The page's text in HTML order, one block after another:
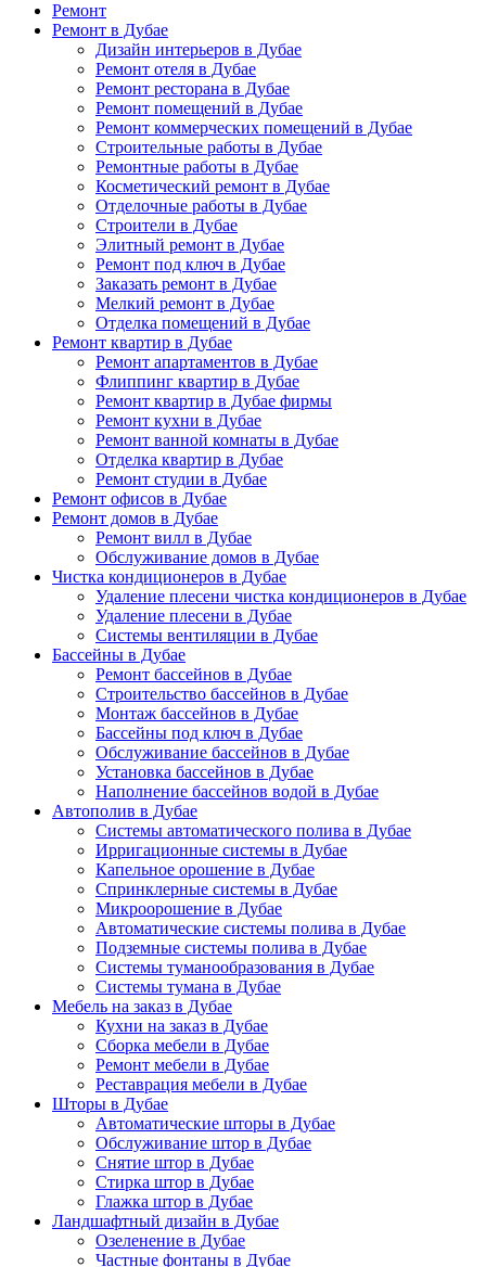
Ремонт
Ремонт в Дубае
Дизайн интерьеров в Дубае
Ремонт отеля в Дубае
Ремонт ресторана в Дубае
Ремонт помещений в Дубае
Ремонт коммерческих помещений в Дубае
Строительные работы в Дубае
Ремонтные работы в Дубае
Косметический ремонт в Дубае
Отделочные работы в Дубае
Строители в Дубае
Элитный ремонт в Дубае
Ремонт под ключ в Дубае
Заказать ремонт в Дубае
Мелкий ремонт в Дубае
Отделка помещений в Дубае
Ремонт квартир в Дубае
Ремонт апартаментов в Дубае
Флиппинг квартир в Дубае
Ремонт квартир в Дубае фирмы
Ремонт кухни в Дубае
Ремонт ванной комнаты в Дубае
Отделка квартир в Дубае
Ремонт студии в Дубае
Ремонт офисов в Дубае
Ремонт домов в Дубае
Ремонт вилл в Дубае
Обслуживание домов в Дубае
Чистка кондиционеров в Дубае
Удаление плесени чистка кондиционеров в Дубае
Удаление плесени в Дубае
Системы вентиляции в Дубае
Бассейны в Дубае
Ремонт бассейнов в Дубае
Строительство бассейнов в Дубае
Монтаж бассейнов в Дубае
Бассейны под ключ в Дубае
Обслуживание бассейнов в Дубае
Установка бассейнов в Дубае
Наполнение бассейнов водой в Дубае
Автополив в Дубае
Системы автоматического полива в Дубае
Ирригационные системы в Дубае
Капельное орошение в Дубае
Спринклерные системы в Дубае
Микроорошение в Дубае
Автоматические системы полива в Дубае
Подземные системы полива в Дубае
Системы туманообразования в Дубае
Системы тумана в Дубае
Мебель на заказ в Дубае
Кухни на заказ в Дубае
Сборка мебели в Дубае
Ремонт мебели в Дубае
Реставрация мебели в Дубае
Шторы в Дубае
Автоматические шторы в Дубае
Обслуживание штор в Дубае
Снятие штор в Дубае
Стирка штор в Дубае
Глажка штор в Дубае
Ландшафтный дизайн в Дубае
Озеленение в Дубае
Частные фонтаны в Дубае